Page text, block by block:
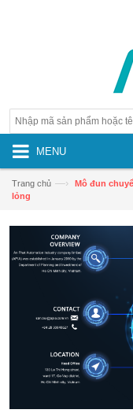
MENU
Trang chủ —›
Mô đun
lỏng